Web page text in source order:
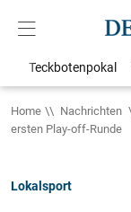
Teckbotenpokal
Home Nachrichten
ersten Play-off-Runde
Lokalsport